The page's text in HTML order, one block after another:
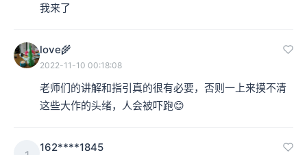
我来了
love🌾
2022-11-10 00:18:08
老师们的讲解和指引真的很有必要，否则一上来摸不清
这些大作的头绪，人会被吓跑😊
162****1845